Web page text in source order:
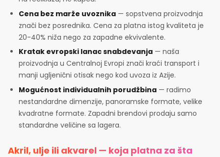
Cena bez marže uvoznika — sopstvena proizvodnja
znači bez posrednika. Cena za platna istog kvaliteta je
20-40% niža nego za zapadne ekvivalente.
Kratak evropski lanac snabdevanja — naša
proizvodnja u Centralnoj Evropi znači kraći transport i
manji ugljenični otisak nego kod uvoza iz Azije.
Mogućnost individualnih porudžbina — radimo
nestandardne dimenzije, panoramske formate, velike
kvadratne formate. Zapadni brendovi prodaju samo
standardne veličine sa lagera.
Akril, ulje ili akvarel — koja platna za šta